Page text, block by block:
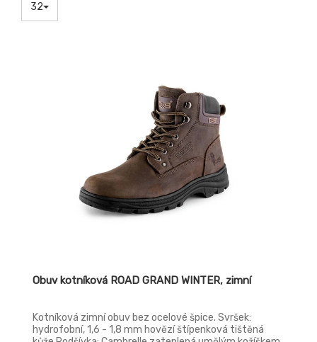
32
Obuv kotníková ROAD GRAND WINTER, zimní
Kotníková zimní obuv bez ocelové špice. Svršek:
hydrofobní, 1,6 - 1,8 mm hovězí štípenková tištěná